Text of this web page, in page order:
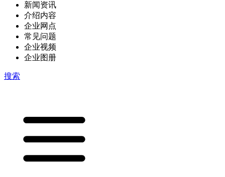
新闻资讯
介绍内容
企业网点
常见问题
企业视频
企业图册
搜索